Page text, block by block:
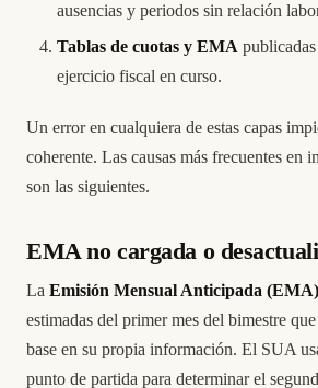
ausencias y periodos sin relación
Tablas de cuotas y EMA
ejercicio fiscal en curso.
Un error en cualquiera de estas capas
coherente. Las causas más frecuentes en
son las siguientes.
EMA no cargada o
La Emisión Mensual Anticipada (EMA)
estimadas del primer mes del bimestre
base en su propia información. El SUA
punto de partida para determinar el